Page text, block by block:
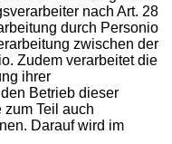
nach Art. 28
durch Personio
zwischen der
Zudem verarbeitet die
ihrer
Betrieb dieser
Teil auch
Darauf wird im